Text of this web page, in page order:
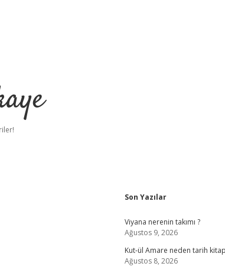
Sidebar
Son Yazılar
Viyana nerenin takımı ?
Ağustos 9, 2026
Kut-ül Amare neden tarih
Ağustos 8, 2026